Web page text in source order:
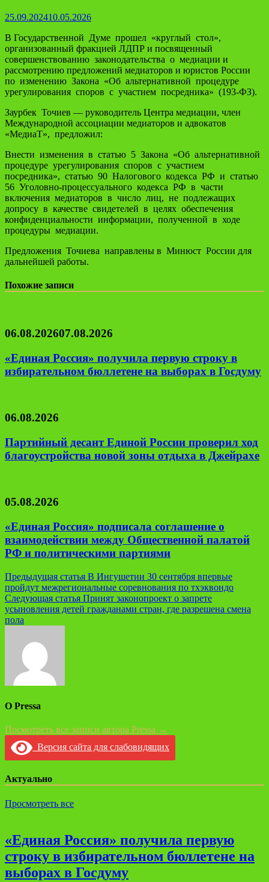
25.09.202410.05.2026
В Государственной Думе прошел «круглый стол»,
организованный фракцией ЛДПР и посвященный
совершенствованию законодательства о медиации и
рассмотрению предложений медиаторов и юристов России
по изменению Закона «Об альтернативной процедуре
урегулирования споров с участием посредника» (193-ФЗ).
Заурбек Точиев — руководитель Центра медиации, член
Международной ассоциации медиаторов и адвокатов
«МедиаТ», предложил:
Внести изменения в статью 5 Закона «Об альтернативной
процедуре урегулирования споров с участием
посредника», статью 90 Налогового кодекса РФ и статью
56 Уголовно-процессуального кодекса РФ в части
включения медиаторов в число лиц, не подлежащих
допросу в качестве свидетелей в целях обеспечения
конфиденциальности информации, полученной в ходе
процедуры медиации.
Предложения Точиева направлены в Минюст России для
дальнейшей работы.
Похожие записи
06.08.202607.08.2026
«Единая Россия» получила первую строку в
избирательном бюллетене на выборах в Госдуму
06.08.2026
Партийный десант Единой России проверил ход
благоустройства новой зоны отдыха в Джейрахе
05.08.2026
«Единая Россия» подписала соглашение о
взаимодействии между Общественной палатой
РФ и политическими партиями
Навигация
по
записям
Предыдущая статья В Ингушетии 30 сентября впервые
пройдут межрегиональные соревнования по тхэквондо
Следующая статья Принят законопроект о запрете
усыновления детей гражданами стран, где разрешена смена
пола
О Pressa
Посмотреть все записи автора Pressa →
Версия сайта для слабовидящих
Актуально
Просмотреть все
«Единая Россия» получила первую
строку в избирательном бюллетене на
выборах в Госдуму